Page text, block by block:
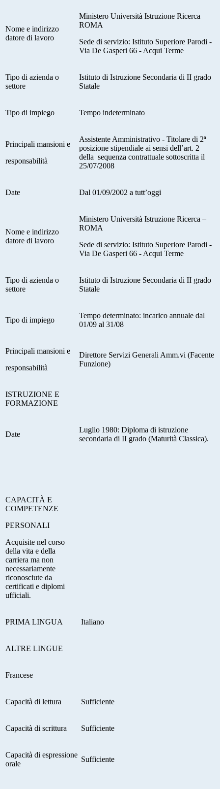
Nome e indirizzo
datore di lavoro
Ministero Università Istruzione Ricerca –
ROMA
Sede di servizio: Istituto Superiore Parodi -
Via De Gasperi 66 - Acqui Terme
Tipo di azienda o
settore
Istituto di Istruzione Secondaria di II grado
Statale
Tipo di impiego Tempo indeterminato
Principali mansioni e
responsabilità
Assistente Amministrativo - Titolare di 2ª
posizione stipendiale ai sensi dell’art. 2
della sequenza contrattuale sottoscritta il
25/07/2008
Date Dal 01/09/2002 a tutt’oggi
Nome e indirizzo
datore di lavoro
Ministero Università Istruzione Ricerca –
ROMA
Sede di servizio: Istituto Superiore Parodi -
Via De Gasperi 66 - Acqui Terme
Tipo di azienda o
settore
Istituto di Istruzione Secondaria di II grado
Statale
Tipo di impiego
Tempo determinato: incarico annuale dal
01/09 al 31/08
Principali mansioni e
responsabilità
Direttore Servizi Generali Amm.vi (Facente
Funzione)
ISTRUZIONE E
FORMAZIONE
Date
Luglio 1980: Diploma di istruzione
secondaria di II grado (Maturità Classica).
CAPACITÀ E
COMPETENZE
PERSONALI
Acquisite nel corso
della vita e della
carriera ma non
necessariamente
riconosciute da
certificati e diplomi
ufficiali.
PRIMA LINGUA Italiano
ALTRE LINGUE
Francese
Capacità di lettura Sufficiente
Capacità di scrittura Sufficiente
Capacità di espressione
orale
Sufficiente